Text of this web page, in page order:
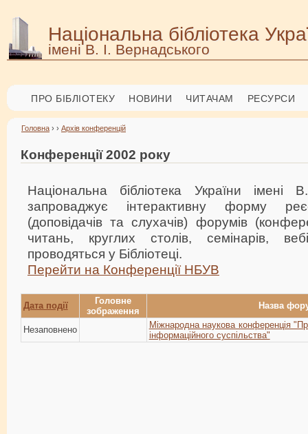
Національна бібліотека
імені В. І. Вернадського
ПРО БІБЛІОТЕКУ НОВИНИ ЧИТАЧАМ РЕСУРСИ
Головна › › Архів конференцій
Конференції 2002 року
Національна бібліотека України імені
запроваджує інтерактивну форму
(доповідачів та слухачів) форумів
читань, круглих столів, семінарів,
проводяться у Бібліотеці.
Перейти на Конференції НБУВ
Дата події
Головне
зображення
Назва
Незаповнено
Міжнародна наукова конференція
інформаційного суспільства"